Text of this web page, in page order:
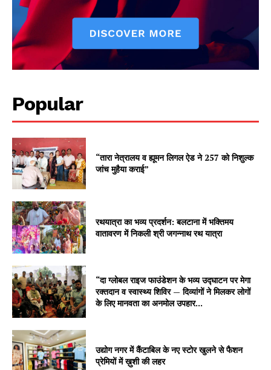
Popular
“तारा नेत्रालय व ह्यूमन लिगल ऐड ने 257 को निशुल्क
जांच मुहैया कराई”
रथयात्रा का भव्य प्रदर्शन: बलटाना में भक्तिमय
वातावरण में निकली श्री जगन्नाथ रथ यात्रा
“दा ग्लोबल राइज फाउंडेशन के भव्य उद्घाटन पर मेगा
रक्तदान व स्वास्थ्य शिविर — दिव्यांगों ने मिलकर लोगों
के लिए मानवता का अनमोल उपहार...
उद्योग नगर में कैंटाबिल के नए स्टोर खुलने से फैशन
प्रेमियों में ख़ुशी की लहर